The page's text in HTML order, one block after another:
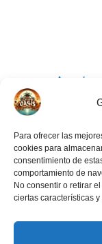
Para ofrecer las
cookies para
consentimiento de
comportamiento de
No consentir o retirar
ciertas características
Acceder